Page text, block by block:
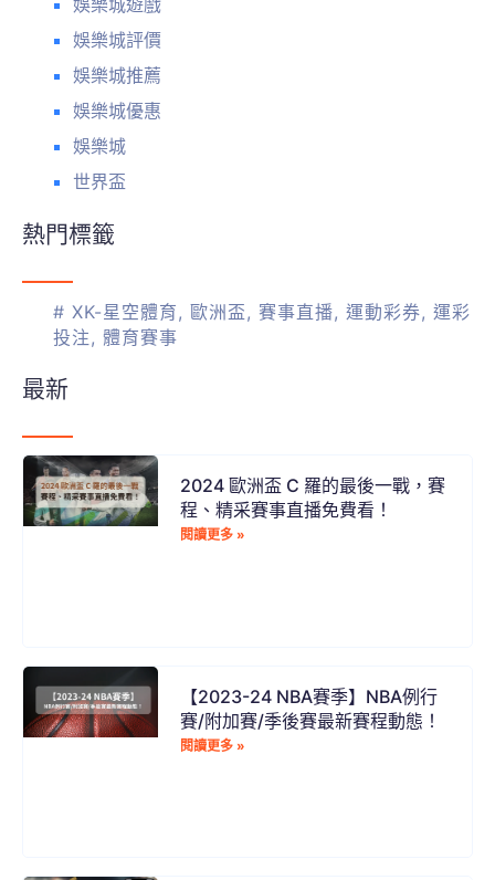
娛樂城評價
娛樂城推薦
娛樂城優惠
娛樂城
世界盃
熱門標籤
# XK-星空體育, 歐洲盃, 賽事直播, 運動彩券, 運彩
投注, 體育賽事
最新
2024 歐洲盃 C 羅的最後一戰，賽
程、精采賽事直播免費看！
閱讀更多 »
【2023-24 NBA賽季】NBA例行
賽/附加賽/季後賽最新賽程動態！
閱讀更多 »